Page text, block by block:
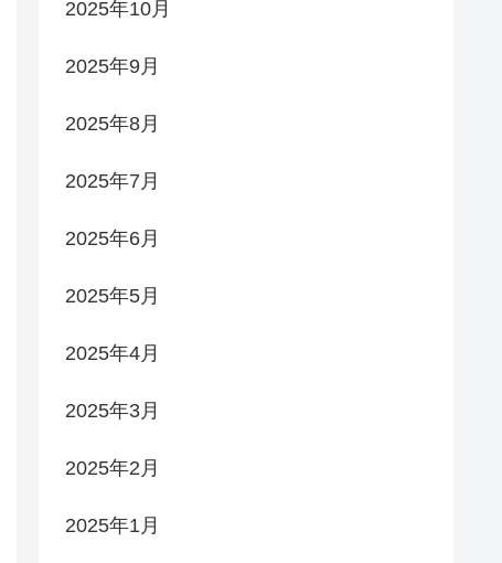
2025年10月
2025年9月
2025年8月
2025年7月
2025年6月
2025年5月
2025年4月
2025年3月
2025年2月
2025年1月